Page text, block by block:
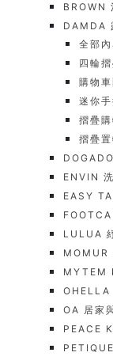
BROWN
DAMDA
全部內
四輪
購物
迷你
摺疊
摺疊
ENVIN
EASY
LULUA
MOMUR
MYTEM
OHELLA
OA 居家
PEACE